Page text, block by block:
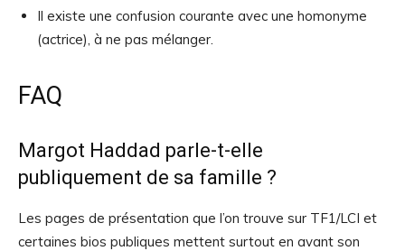
Il existe une confusion courante avec une homonyme
(actrice), à ne pas mélanger.
FAQ
Margot Haddad parle-t-elle
publiquement de sa famille ?
Les pages de présentation que l’on trouve sur TF1/LCI et
certaines bios publiques mettent surtout en avant son